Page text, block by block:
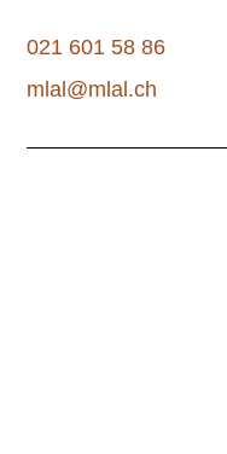
021 601 58 86
mlal@mlal.ch